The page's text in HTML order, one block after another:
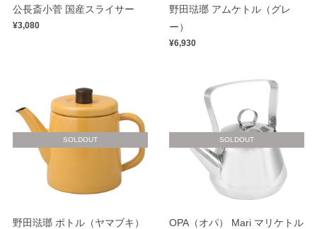
公長斎小菅 国産スライサー
¥3,080
野田琺瑯 アムケトル（グレ
ー）
¥6,930
SOLDOUT
野田琺瑯 ポトル（ヤマブキ）
SOLDOUT
OPA（オパ） Mari マリケトル